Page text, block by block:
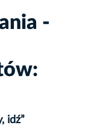
-
idź”